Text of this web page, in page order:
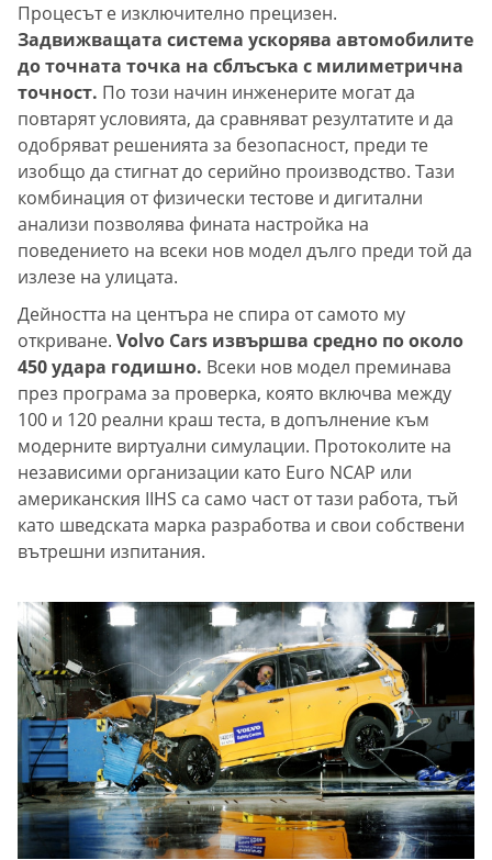
Процесът е изключително прецизен.
Задвижващата система ускорява автомобилите
до точната точка на сблъсъка с милиметрична
точност. По този начин инженерите могат да
повтарят условията, да сравняват резултатите и да
одобряват решенията за безопасност, преди те
изобщо да стигнат до серийно производство. Тази
комбинация от физически тестове и дигитални
анализи позволява фината настройка на
поведението на всеки нов модел дълго преди той да
излезе на улицата.
Дейността на центъра не спира от самото му
откриване. Volvo Cars извършва средно по около
450 удара годишно. Всеки нов модел преминава
през програма за проверка, която включва между
100 и 120 реални краш теста, в допълнение към
модерните виртуални симулации. Протоколите на
независими организации като Euro NCAP или
американския IIHS са само част от тази работа, тъй
като шведската марка разработва и свои собствени
вътрешни изпитания.